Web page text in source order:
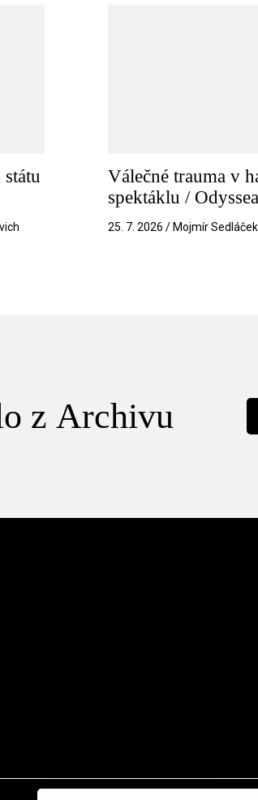
Válečné trauma v
spektáklu /
25. 7. 2026 / Mojmír Sedláček
z Archivu